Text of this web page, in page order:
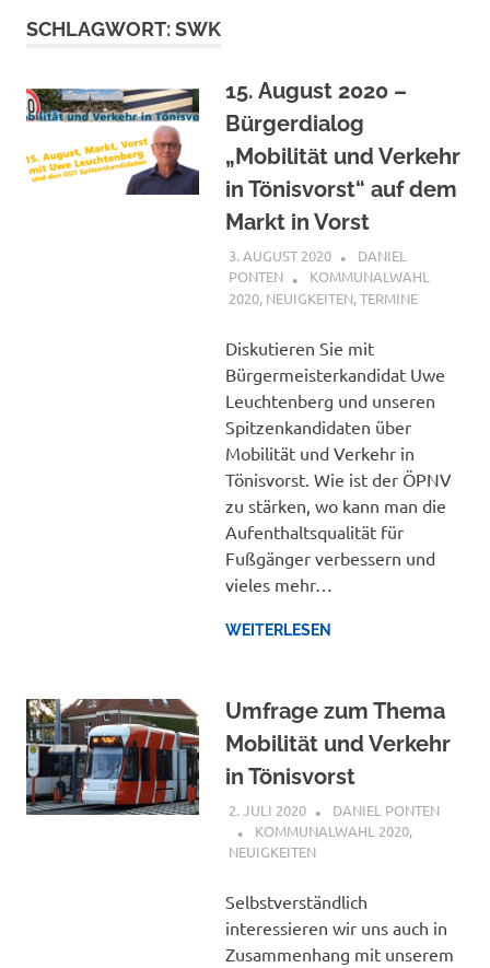
SCHLAGWORT:SWK
15. August 2020 –
Bürgerdialog
„Mobilität und Verkehr
in Tönisvorst“ auf dem
Markt in Vorst
3. AUGUST 2020
DANIEL
PONTEN
KOMMUNALWAHL
2020, NEUIGKEITEN,TERMINE
Diskutieren Sie mit
Bürgermeisterkandidat Uwe
Leuchtenberg und unseren
Spitzenkandidaten über
Mobilität und Verkehr in
Tönisvorst. Wie ist der ÖPNV
zu stärken, wo kann man die
Aufenthaltsqualität für
Fußgänger verbessern und
vieles mehr…
WEITERLESEN
Umfrage zum Thema
Mobilität und Verkehr
in Tönisvorst
2. JULI 2020
DANIEL PONTEN
KOMMUNALWAHL 2020,
NEUIGKEITEN
Selbstverständlich
interessieren wir uns auch in
Zusammenhang mit unserem